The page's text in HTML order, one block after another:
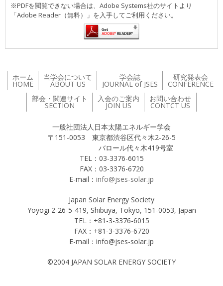
※PDFを閲覧できない場合は、Adobe Systems社のサイトより
「Adobe Reader（無料）」を入手してご利用ください。
ホーム
HOME
当学会について
ABOUT US
学会誌
JOURNAL of JSES
研究発表会
CONFERENCE
部会・関連サイト
SECTION
入会のご案内
JOIN US
お問い合わせ
CONTCT US
一般社団法人日本太陽エネルギー学会
〒151-0053 東京都渋谷区代々木2-26-5
バロール代々木419号室
TEL：03-3376-6015
FAX：03-3376-6720
E-mail： info@jses-solar.jp
Japan Solar Energy Society
Yoyogi 2-26-5-419, Shibuya, Tokyo, 151-0053, Japan
TEL：+81-3-3376-6015
FAX：+81-3-3376-6720
E-mail：info@jses-solar.jp
©2004 JAPAN SOLAR ENERGY SOCIETY